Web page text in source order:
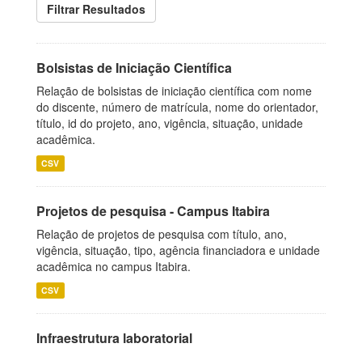
Filtrar Resultados
Bolsistas de Iniciação Científica
Relação de bolsistas de iniciação científica com nome
do discente, número de matrícula, nome do orientador,
título, id do projeto, ano, vigência, situação, unidade
acadêmica.
CSV
Projetos de pesquisa - Campus Itabira
Relação de projetos de pesquisa com título, ano,
vigência, situação, tipo, agência financiadora e unidade
acadêmica no campus Itabira.
CSV
Infraestrutura laboratorial